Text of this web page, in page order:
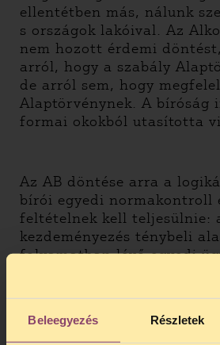
Beleegyezés Részletek
ellentétben más, nálunk
s országok lakóival. Az
nem hozott érdemi
arról, hogy a szabály
de arról sem, hogy
Alaptörvénynek. A bíróság
formai okokból utasította
Az AB döntése arra a
bírói egyedi normakontroll
feltételnek kell teljesülnie:
kezdeményezés ténybeli
folyamatban lévő egyedi
kezdeményezésnek pedig
ügyben alkalmazandó